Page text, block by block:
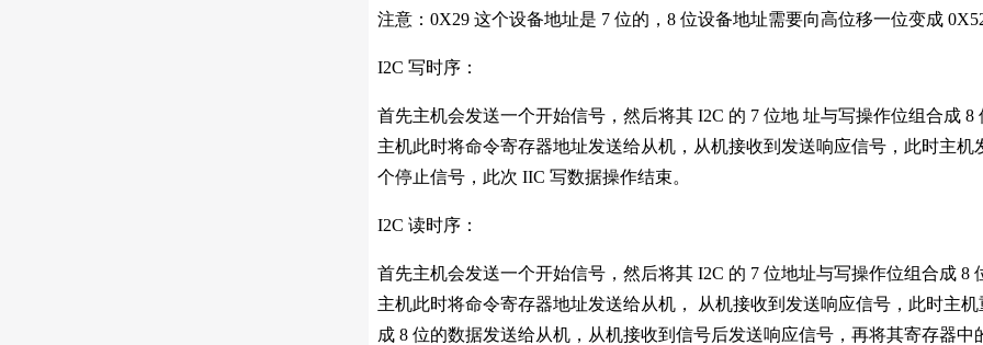
注意：0X29 这个设备地址是 7 位的，8 位设备地址需要向高位移一位变成 0X52
I2C 写时序：
首先主机会发送一个开始信号，然后将其 I2C 的 7 位地 址与写操作位组合成
主机此时将命令寄存器地址发送给从机，从机接收到发送响应信号，此时主
个停止信号，此次 IIC 写数据操作结束。
I2C 读时序：
首先主机会发送一个开始信号，然后将其 I2C 的 7 位地址与写操作位组合成 8
主机此时将命令寄存器地址发送给从机， 从机接收到发送响应信号，此时主
成 8 位的数据发送给从机，从机接收到信号后发送响应信号，再将其寄存器